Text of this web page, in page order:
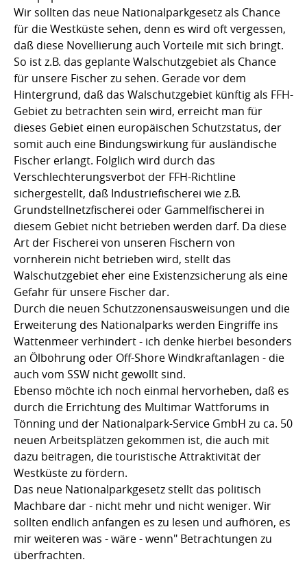
Wir sollten das neue Nationalparkgesetz als Chance
für die Westküste sehen, denn es wird oft vergessen,
daß diese Novellierung auch Vorteile mit sich bringt.
So ist z.B. das geplante Walschutzgebiet als Chance
für unsere Fischer zu sehen. Gerade vor dem
Hintergrund, daß das Walschutzgebiet künftig als FFH-
Gebiet zu betrachten sein wird, erreicht man für
dieses Gebiet einen europäischen Schutzstatus, der
somit auch eine Bindungswirkung für ausländische
Fischer erlangt. Folglich wird durch das
Verschlechterungsverbot der FFH-Richtline
sichergestellt, daß Industriefischerei wie z.B.
Grundstellnetzfischerei oder Gammelfischerei in
diesem Gebiet nicht betrieben werden darf. Da diese
Art der Fischerei von unseren Fischern von
vornherein nicht betrieben wird, stellt das
Walschutzgebiet eher eine Existenzsicherung als eine
Gefahr für unsere Fischer dar.
Durch die neuen Schutzzonensausweisungen und die
Erweiterung des Nationalparks werden Eingriffe ins
Wattenmeer verhindert - ich denke hierbei besonders
an Ölbohrung oder Off-Shore Windkraftanlagen - die
auch vom SSW nicht gewollt sind.
Ebenso möchte ich noch einmal hervorheben, daß es
durch die Errichtung des Multimar Wattforums in
Tönning und der Nationalpark-Service GmbH zu ca. 50
neuen Arbeitsplätzen gekommen ist, die auch mit
dazu beitragen, die touristische Attraktivität der
Westküste zu fördern.
Das neue Nationalparkgesetz stellt das politisch
Machbare dar - nicht mehr und nicht weniger. Wir
sollten endlich anfangen es zu lesen und aufhören, es
mir weiteren was - wäre - wenn" Betrachtungen zu
überfrachten.